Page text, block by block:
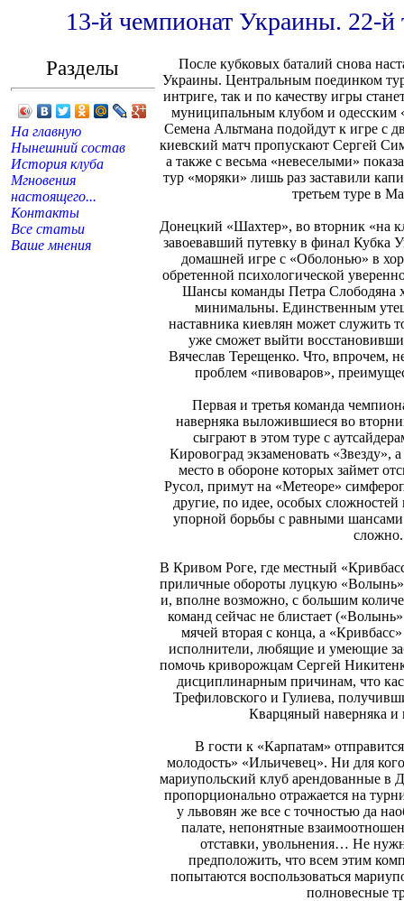
13-й чемпионат Украины. 22-й
Разделы
На главную
Нынешний состав
История клуба
Мгновения
настоящего...
Контакты
Все статьи
Ваше мнения
После кубковых баталий снова
Украины. Центральным поединком
интриге, так и по качеству игры
муниципальным клубом и
Семена Альтмана подойдут к игре с
киевский матч пропускают Сергей
а также с весьма «невеселыми»
тур «моряки» лишь раз заставили
третьем туре в
Донецкий «Шахтер», во вторник «на
завоевавший путевку в финал Кубка
домашней игре с «Оболонью» в
обретенной психологической
Шансы команды Петра Слободяна
минимальны. Единственным
наставника киевлян может служить
уже сможет выйти
Вячеслав Терещенко. Что, впрочем,
проблем «пивоваров»,
Первая и третья команда
наверняка выложившиеся во
сыграют в этом туре с
Кировоград экзаменовать
место в обороне которых займет
Русол, примут на «Метеоре»
другие, по идее, особых
упорной борьбы с равными шансами
сложно.
В Кривом Роге, где местный
приличные обороты луцкую
и, вполне возможно, с большим
команд сейчас не блистает
мячей вторая с конца, а
исполнители, любящие и умеющие
помочь криворожцам Сергей
дисциплинарным причинам, что
Трефиловского и Гулиева,
Кварцяный наверняка и
В гости к «Карпатам»
молодость» «Ильичевец». Ни для
мариупольский клуб арендованные в
пропорционально отражается на
у львовян же все с точностью да
палате, непонятные
отставки, увольнения… Не
предположить, что всем этим
попытаются воспользоваться
полновесные